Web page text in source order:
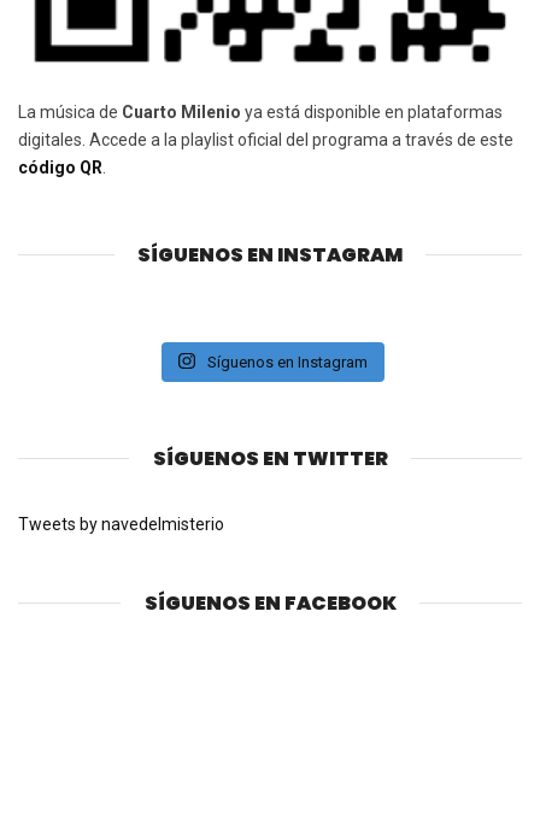
La música de Cuarto Milenio ya está disponible en plataformas
digitales. Accede a la playlist oficial del programa a través de este
código QR
SÍGUENOS EN INSTAGRAM
Síguenos en Instagram
SÍGUENOS EN TWITTER
Tweets by navedelmisterio
SÍGUENOS EN FACEBOOK